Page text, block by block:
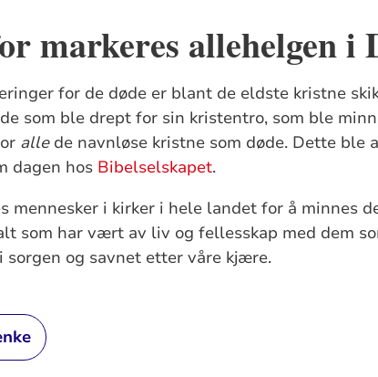
markeres allehelgen i
for de døde er blant de eldste kristne
som ble drept for sin kristentro, som ble
allede navnløse kristne som døde. Dette ble
dagen hos Bibelselskapet.
mennesker i kirker i hele landet for å minnes
som har vært av liv og fellesskap med dem
sorgen og savnet etter våre kjære.